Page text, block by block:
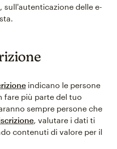
delle e-
indicano le persone
fare più parte del tuo
sempre persone che
, valutare i dati ti
contenuti di valore per il